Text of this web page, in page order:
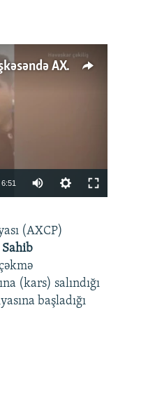
'Məni təpiklədilər ki...' - Daşkəsəndə AXCP fəalının yaxınları onun həbsinə etiraz edirlər
available
6:51
360p
720p
1080p
(AXCP)
Sahib
(kars) salındığı
başladığı